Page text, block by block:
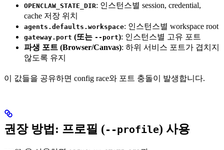
OPENCLAW_STATE_DIR: 인스턴스별 session, credential,
cache 저장 위치
agents.defaults.workspace: 인스턴스별 workspace root
gateway.port (또는 --port): 인스턴스별 고유 포트
파생 포트 (Browser/Canvas): 하위 서비스 포트가 겹치지
않도록 유지
이 값들을 공유하면 config race와 포트 충돌이 발생합니다.
권장 방법: 프로필 (--profile) 사용